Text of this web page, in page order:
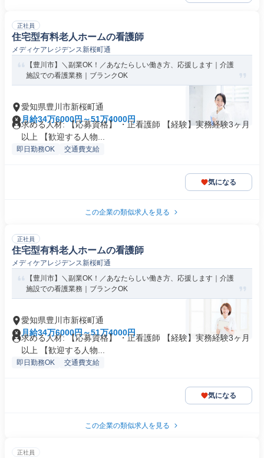
正社員
住宅型有料老人ホームの看護師
メディケアレジデンス新桜町通
【豊川市】＼副業OK！／あなたらしい働き方、応援します｜介護
施設での看護業務｜ブランクOK
愛知県豊川市新桜町通
月給34万6000円～51万4000円
求める人材: 【応募資格】 ・正看護師 【経験】実務経験3ヶ月
以上 【歓迎する人物...
即日勤務OK 交通費支給
気になる
この企業の類似求人を見る
正社員
住宅型有料老人ホームの看護師
メディケアレジデンス新桜町通
【豊川市】＼副業OK！／あなたらしい働き方、応援します｜介護
施設での看護業務｜ブランクOK
愛知県豊川市新桜町通
月給34万6000円～51万4000円
求める人材: 【応募資格】 ・正看護師 【経験】実務経験3ヶ月
以上 【歓迎する人物...
即日勤務OK 交通費支給
気になる
この企業の類似求人を見る
正社員